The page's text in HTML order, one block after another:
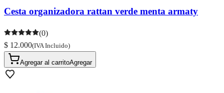
Cesta organizadora rattan verde menta armaty
(0)
$ 12.000(IVA Incluido)
Agregar al carritoAgregar